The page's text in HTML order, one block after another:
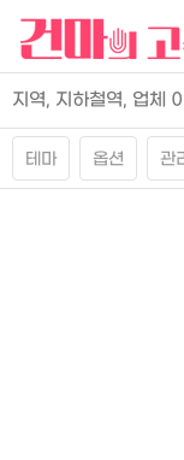
테마 옵션 관